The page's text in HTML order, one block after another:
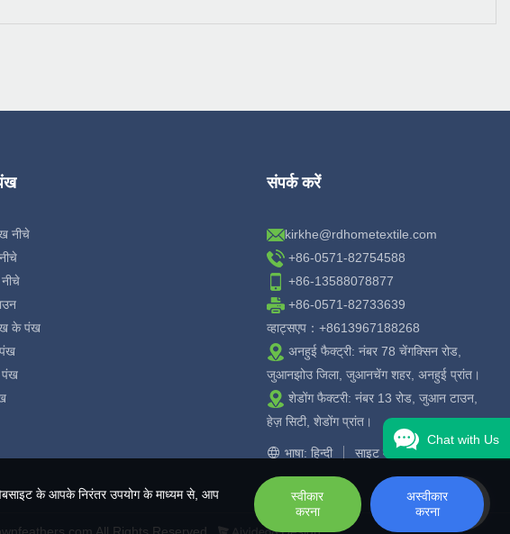
नीचे
के पंख
पंख
संपर्क करें
kirkhe@rdhometextile.com
+86-0571-82754588
+86-13588078877
+86-0571-82733639
व्हाट्सएप：+8613967188268
अनहुई फैक्ट्री: नंबर 78 चेंगक्सिन रोड,
जुआनझोउ जिला, जुआनचेंग शहर, अनहुई प्रांत।
शेडोंग फैक्टरी: नंबर 13 रोड, जुआन टाउन,
हेज़ सिटी, शेडोंग प्रांत।
भाषा: हिन्दी साइट मैप
Chat with Us
के आपके निरंतर उपयोग के माध्यम से, आप
स्वीकार
करना
अस्वीकार
करना